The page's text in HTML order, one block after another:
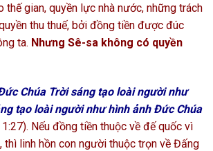
thế gian, quyền lực nhà nước, những trách
thu thuế, bởi đồng tiền được đúc
ta. Nhưng Sê-sa không có quyền
Chúa Trời sáng tạo loài người như
tạo loài người như hình ảnh Đức Chúa
Nếu đồng tiền thuộc về đế quốc vì
thì linh hồn con người thuộc trọn về Đấng